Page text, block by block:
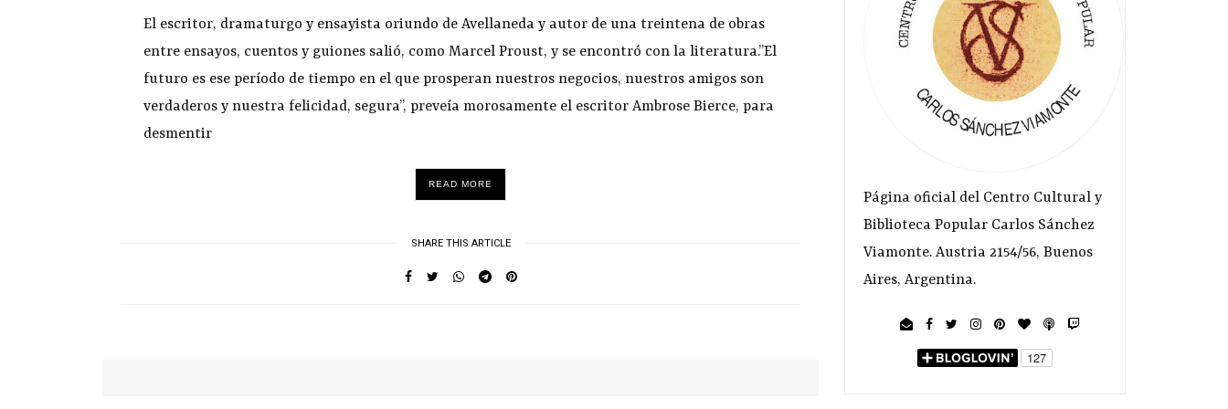
El escritor, dramaturgo y ensayista oriundo de Avellaneda y autor de una treintena de obras
entre ensayos, cuentos y guiones salió, como Marcel Proust, y se encontró con la literatura.”El
futuro es ese período de tiempo en el que prosperan nuestros negocios, nuestros amigos son
verdaderos y nuestra felicidad, segura”, preveía morosamente el escritor Ambrose Bierce, para
desmentir
READ MORE
SHARE THIS ARTICLE
Página oficial del Centro Cultural y
Biblioteca Popular Carlos Sánchez
Viamonte. Austria 2154/56, Buenos
Aires, Argentina.